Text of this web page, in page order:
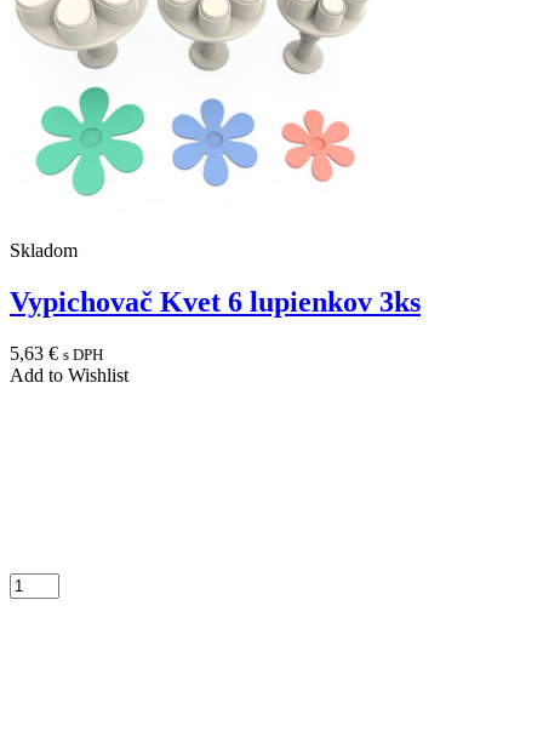
Skladom
Vypichovač Kvet 6 lupienkov 3ks
5,63 € s DPH
Add to Wishlist